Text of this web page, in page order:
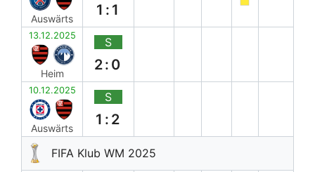
Auswärts
1:1
13.12.2025
Heim
S
2:0
10.12.2025
Auswärts
S
1:2
FIFA Klub WM 2025